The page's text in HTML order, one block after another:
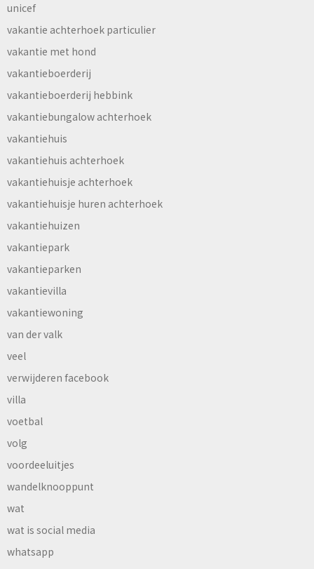
unicef
vakantie achterhoek particulier
vakantie met hond
vakantieboerderij
vakantieboerderij hebbink
vakantiebungalow achterhoek
vakantiehuis
vakantiehuis achterhoek
vakantiehuisje achterhoek
vakantiehuisje huren achterhoek
vakantiehuizen
vakantiepark
vakantieparken
vakantievilla
vakantiewoning
van der valk
veel
verwijderen facebook
villa
voetbal
volg
voordeeluitjes
wandelknooppunt
wat
wat is social media
whatsapp